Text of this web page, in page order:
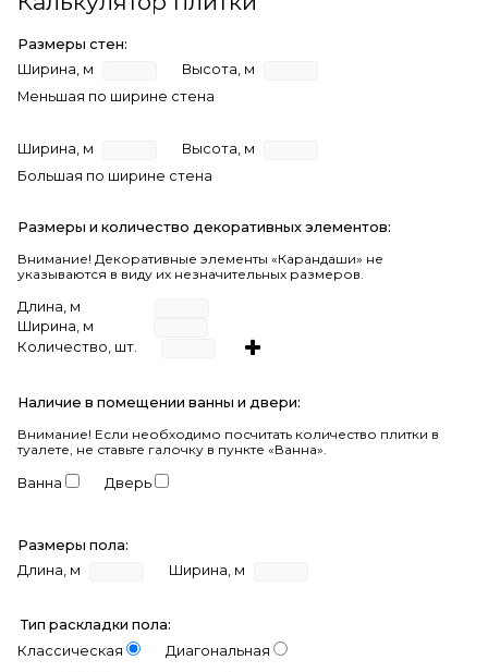
Размеры стен:
Ширина, м
Высота, м
Меньшая по ширине стена
Ширина, м
Высота, м
Большая по ширине стена
Размеры и количество декоративных элементов:
Внимание! Декоративные элементы «Карандаши» не
указываются в виду их незначительных размеров.
Длина, м
Ширина, м
Количество, шт.
Наличие в помещении ванны и двери:
Внимание! Если необходимо посчитать количество плитки в
туалете, не ставьте галочку в пункте «Ванна».
Ванна Дверь
Размеры пола:
Длина, м
Ширина, м
Тип раскладки пола:
Классическая
Диагональная